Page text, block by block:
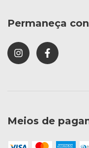
Permaneça
Meios de